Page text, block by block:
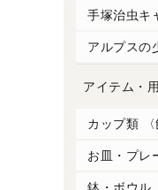
手塚治虫キ
アルプスの
アイテム・
カップ類 〈
お皿・プレ